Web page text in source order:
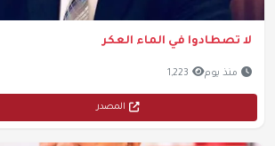
لا تصطادوا في الماء العكر
منذ يوم 1,223
المصدر